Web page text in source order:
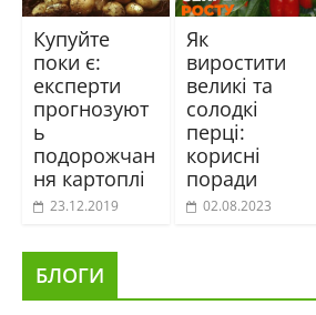
Купуйте
поки є:
експерти
прогнозуют
ь
подорожчан
ня картоплі
23.12.2019
Як
виростити
великі та
солодкі
перці:
корисні
поради
02.08.2023
БЛОГИ